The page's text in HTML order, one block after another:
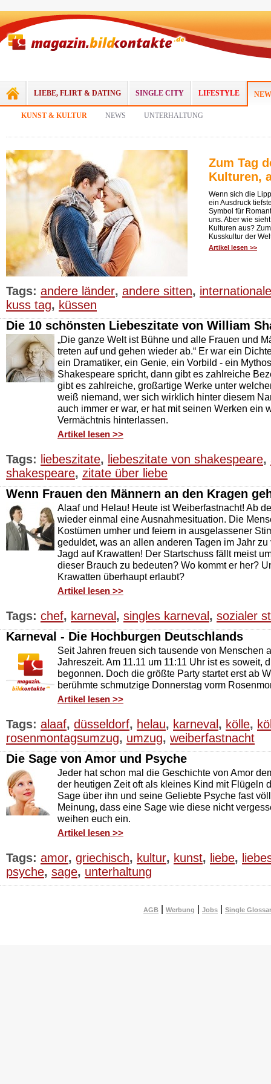
LIEBE, FLIRT & DATING SINGLE CITY LIFESTYLE
KUNST & KULTUR NEWS UNTERHALTUNG
Zum Tag
Kulturen,
Wenn sich die
ein Ausdruck
Symbol für
uns. Aber wie
Kulturen aus?
Kusskultur der
Artikel lesen >>
Tags: andere länder, andere sitten,
kuss tag, küssen
Die 10 schönsten Liebeszitate von William
„Die ganze Welt ist Bühne und alle Frauen und
treten auf und gehen wieder ab.“ Er war ein
ein Dramatiker, ein Genie, ein Vorbild - ein
Shakespeare spricht, dann gibt es zahlreiche
gibt es zahlreiche, großartige Werke unter
weiß niemand, wer sich wirklich hinter diesem
auch immer er war, er hat mit seinen Werken ein
Vermächtnis hinterlassen.
Artikel lesen >>
Tags: liebeszitate, liebeszitate von shakespeare,
shakespeare, zitate über liebe
Wenn Frauen den Männern an den Kragen
Alaaf und Helau! Heute ist Weiberfastnacht! Ab
wieder einmal eine Ausnahmesituation. Die
Kostümen umher und feiern in ausgelassener
geduldet, was an allen anderen Tagen im Jahr
Jagd auf Krawatten! Der Startschuss fällt meist
dieser Brauch zu bedeuten? Wo kommt er her?
Krawatten überhaupt erlaubt?
Artikel lesen >>
Tags: chef, karneval , singles karneval , sozialer
Karneval - Die Hochburgen Deutschlands
Seit Jahren freuen sich tausende von Menschen
Jahreszeit. Am 11.11 um 11:11 Uhr ist es soweit,
begonnen. Doch die größte Party startet erst ab
berühmte schmutzige Donnerstag vorm
Artikel lesen >>
Tags: alaaf, düsseldorf, helau, karneval , kölle,
rosenmontagsumzug, umzug, weiberfastnacht
Die Sage von Amor und Psyche
Jeder hat schon mal die Geschichte von Amor
der heutigen Zeit oft als kleines Kind mit Flügeln
Sage über ihn und seine Geliebte Psyche fast
Meinung, dass eine Sage wie diese nicht
weihen euch ein.
Artikel lesen >>
Tags: amor, griechisch, kultur, kunst, liebe,
psyche, sage, unterhaltung
AGB Werbung Jobs Single Glossar